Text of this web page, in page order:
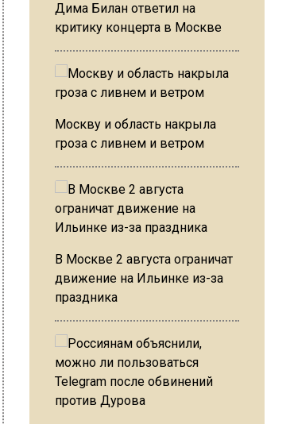
Дима Билан ответил на
критику концерта в Москве
Москву и область накрыла
гроза с ливнем и ветром
В Москве 2 августа ограничат
движение на Ильинке из-за
праздника